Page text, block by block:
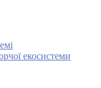
екосистеми